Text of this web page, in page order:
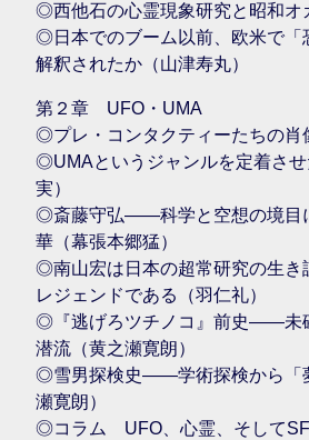
◎西他石の心霊現象研究と昭和オ
◎日本でのブーム以前、欧米で「
解釈されたか（山津寿丸）
第２章 UFO・UMA
◎プレ・コンタクティーたちの肖
◎UMAというジャンルを定着させ
実）
◎斎藤守弘――科学と空想の境目
華（幕張本郷猛）
◎南山宏は日本の超常研究の生き
レジェンドである（羽仁礼）
◎『逃げろツチノコ』前史――未
潜流（黄之瀬寛朗）
◎雪男探検史――学術探検から「
瀬寛朗）
◎コラム UFO、心霊、そして